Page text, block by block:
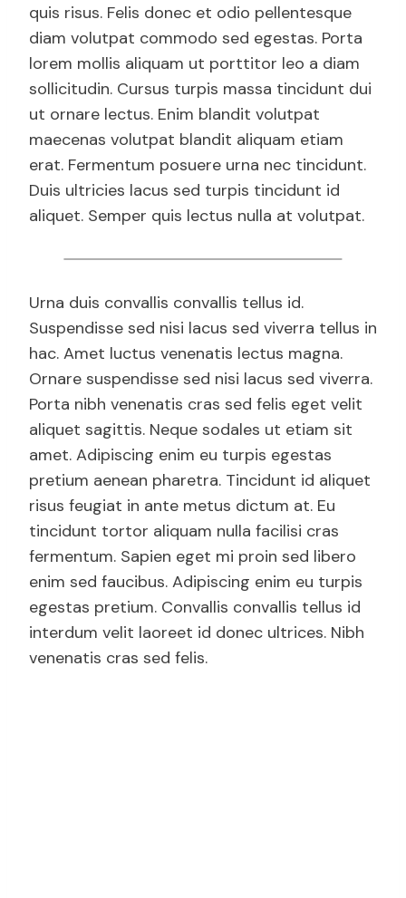
quis risus. Felis donec et odio pellentesque
diam volutpat commodo sed egestas. Porta
lorem mollis aliquam ut porttitor leo a diam
sollicitudin. Cursus turpis massa tincidunt dui
ut ornare lectus. Enim blandit volutpat
maecenas volutpat blandit aliquam etiam
erat. Fermentum posuere urna nec tincidunt.
Duis ultricies lacus sed turpis tincidunt id
aliquet. Semper quis lectus nulla at volutpat.
Urna duis convallis convallis tellus id.
Suspendisse sed nisi lacus sed viverra tellus in
hac. Amet luctus venenatis lectus magna.
Ornare suspendisse sed nisi lacus sed viverra.
Porta nibh venenatis cras sed felis eget velit
aliquet sagittis. Neque sodales ut etiam sit
amet. Adipiscing enim eu turpis egestas
pretium aenean pharetra. Tincidunt id aliquet
risus feugiat in ante metus dictum at. Eu
tincidunt tortor aliquam nulla facilisi cras
fermentum. Sapien eget mi proin sed libero
enim sed faucibus. Adipiscing enim eu turpis
egestas pretium. Convallis convallis tellus id
interdum velit laoreet id donec ultrices. Nibh
venenatis cras sed felis.